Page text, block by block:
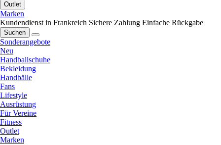
Outlet
Marken
Kundendienst in Frankreich Sichere Zahlung Einfache Rückgabe
Suchen
Sonderangebote
Neu
Handballschuhe
Bekleidung
Handbälle
Fans
Lifestyle
Ausrüstung
Für Vereine
Fitness
Outlet
Marken